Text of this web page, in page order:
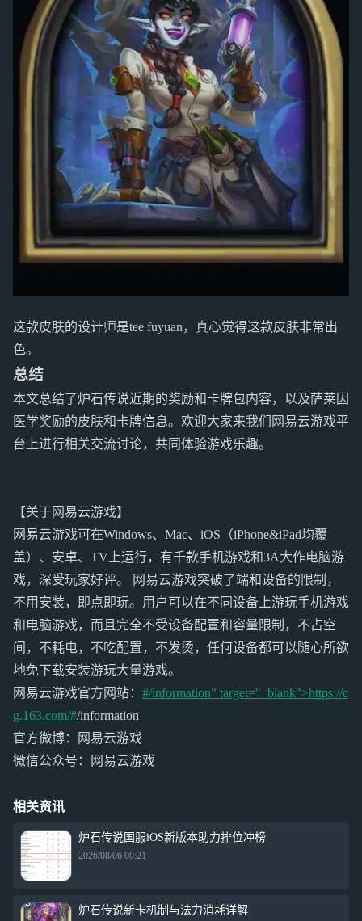
这款皮肤的设计师是tee fuyuan，真心觉得这款皮肤非常出
色。
总结
本文总结了炉石传说近期的奖励和卡牌包内容，以及萨莱因
医学奖励的皮肤和卡牌信息。欢迎大家来我们网易云游戏平
台上进行相关交流讨论，共同体验游戏乐趣。
【关于网易云游戏】
网易云游戏可在Windows、Mac、iOS（iPhone&iPad均覆
盖）、安卓、TV上运行，有千款手机游戏和3A大作电脑游
戏，深受玩家好评。 网易云游戏突破了端和设备的限制，
不用安装，即点即玩。用户可以在不同设备上游玩手机游戏
和电脑游戏，而且完全不受设备配置和容量限制，不占空
间，不耗电，不吃配置，不发烫，任何设备都可以随心所欲
地免下载安装游玩大量游戏。
网易云游戏官方网站： #/information" target="_blank">https://c
g.163.com/#/information
官方微博：网易云游戏
微信公众号：网易云游戏
相关资讯
炉石传说国服iOS新版本助力排位冲榜
2026/08/06 00:21
炉石传说新卡机制与法力消耗详解